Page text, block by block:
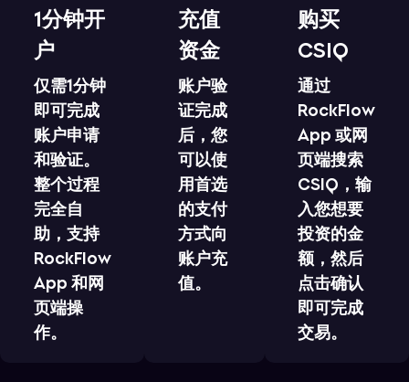
1分钟开
户
仅需1分钟
即可完成
账户申请
和验证。
整个过程
完全自
助，支持
RockFlow
App 和网
页端操
作。
充值
资金
账户验
证完成
后，您
可以使
用首选
的支付
方式向
账户充
值。
购买
CSIQ
通过
RockFlow
App 或网
页端搜索
CSIQ，输
入您想要
投资的金
额，然后
点击确认
即可完成
交易。